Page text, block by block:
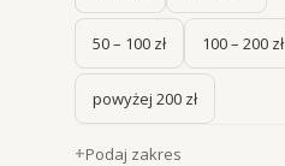
50 – 100 zł 100 – 200 zł
powyżej 200 zł
Podaj zakres